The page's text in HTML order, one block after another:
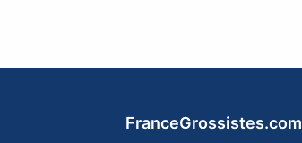
FranceGrossistes.com